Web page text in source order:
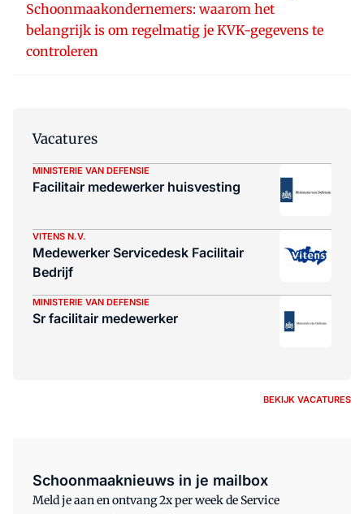
Schoonmaakondernemers: waarom het
belangrijk is om regelmatig je KVK-gegevens te
controleren
Vacatures
MINISTERIE VAN DEFENSIE
Facilitair medewerker huisvesting
VITENS N.V.
Medewerker Servicedesk Facilitair
Bedrijf
MINISTERIE VAN DEFENSIE
Sr facilitair medewerker
BEKIJK VACATURES
Schoonmaaknieuws in je mailbox
Meld je aan en ontvang 2x per week de Service